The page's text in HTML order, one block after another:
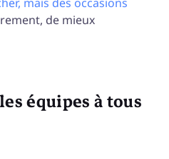
de mieux
équipes à tous